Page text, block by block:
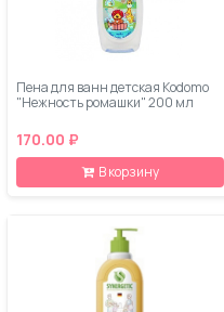
Пена для ванн детская Kodomo
"Нежность ромашки" 200 мл
170.00 ₽
В корзину